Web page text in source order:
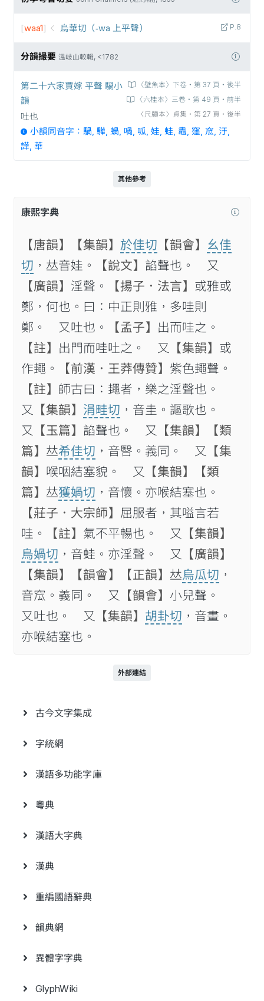
P.8
[waa1] 烏華切（-wa 上平聲）
分韻撮要 溫岐山較輯, <1782
〈壁魚本〉下卷‧第 37 頁‧後半
〈六桂本〉三卷‧第 49 頁‧前半
〈尺牘本〉貞集‧第 27 頁‧後半
第二十六家賈嫁 平聲 騧小
韻
吐也
小韻同音字：騧, 驊, 蝸, 喎, 呱, 娃, 蛙, 鼃, 窪, 窊, 汙,
譁, 華
其他參考
康熙字典
【唐韻】 【集韻】 於佳切 【韻會】 幺佳
切 ，𠀤音娃。 【說文】 諂聲也。 又
【廣韻】 淫聲。 【揚子．法言】 或雅或
鄭，何也。曰：中正則雅，多哇則
鄭。 又吐也。
【孟子】 出而哇之。
【註】 出門而哇吐之。 又 【集韻】 或
作䵷。
【前漢．王莽傳贊】 紫色䵷聲。
【註】 師古曰：䵷者，樂之淫聲也。
又
【集韻】 涓畦切 ，音圭。謳歌也。
又
【玉篇】 諂聲也。 又 【集韻】
【類
篇】 𠀤希佳切 ，音㗨。義同。 又
【集
韻】 喉咽結塞貌。 又 【集韻】
【類
篇】 𠀤獲媧切 ，音懷。亦喉結塞也。
【莊子．大宗師】 屈服者，其嗌言若
哇。
【註】 氣不平暢也。 又
【集韻】
烏媧切 ，音蛙。亦淫聲。 又
【廣韻】
【集韻】
【韻會】 【正韻】 𠀤烏瓜切 ，
音窊。義同。 又
【韻會】 小兒聲。
又吐也。 又
【集韻】 胡卦切 ，音畫。
亦喉結塞也。
外部連結
古今文字集成
字統網
漢語多功能字庫
粵典
漢語大字典
漢典
重編國語辭典
韻典網
異體字字典
GlyphWiki